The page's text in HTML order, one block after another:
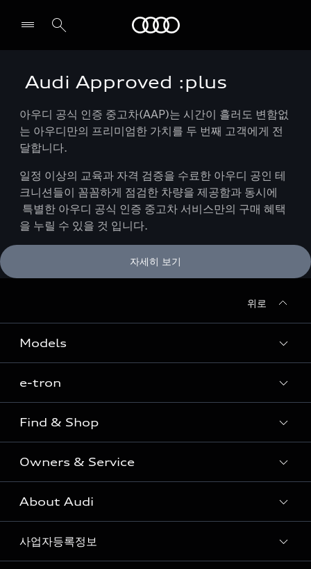
전시장/AS센터 찾기
Audi Approved :plus
아우디 공식 인증 중고차(AAP)는 시간이 흘러도 변함없
는 아우디만의 프리미엄한 가치를 두 번째 고객에게 전
달합니다.
일정 이상의 교육과 자격 검증을 수료한 아우디 공인 테
크니션들이 꼼꼼하게 점검한 차량을 제공함과 동시에
특별한 아우디 공식 인증 중고차 서비스만의 구매 혜택
을 누릴 수 있을 것 입니다.
자세히 보기
위로
Models
Sedan
SUV
Coupe
S range
e-tron
e-tron
Find & Shop
전시장/AAP 전시장/AS센터
아우디 신차 재고
아우디 모델 비교하기
아우디 공식 인증 중고차
Owners & Service
고객안내
Audi Connect
myAudiworld
About Audi
아우디 브랜드
사업자등록정보